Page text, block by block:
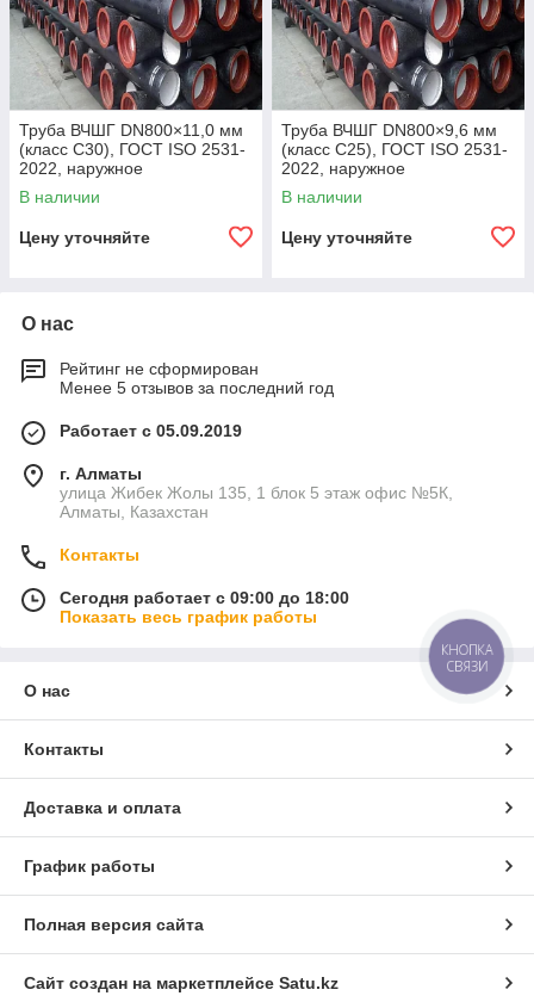
Труба ВЧШГ DN800×11,0 мм
(класс C30), ГОСТ ISO 2531-
2022, наружное
полиуретановое покрытие,
внутреннее цементно-
В наличии
Цену уточняйте
Труба ВЧШГ DN800×9,6 мм
(класс C25), ГОСТ ISO 2531-
2022, наружное
полиуретановое покрытие,
внутреннее цементно-
В наличии
Цену уточняйте
О нас
Рейтинг не сформирован
Менее 5 отзывов за последний год
Работает с 05.09.2019
г. Алматы
улица Жибек Жолы 135, 1 блок 5 этаж офис №5К,
Алматы, Казахстан
Контакты
Сегодня работает с 09:00 до 18:00
Показать весь график работы
О нас
Контакты
Доставка и оплата
График работы
Полная версия сайта
Сайт создан на маркетплейсе Satu.kz
КНОПКА
СВЯЗИ